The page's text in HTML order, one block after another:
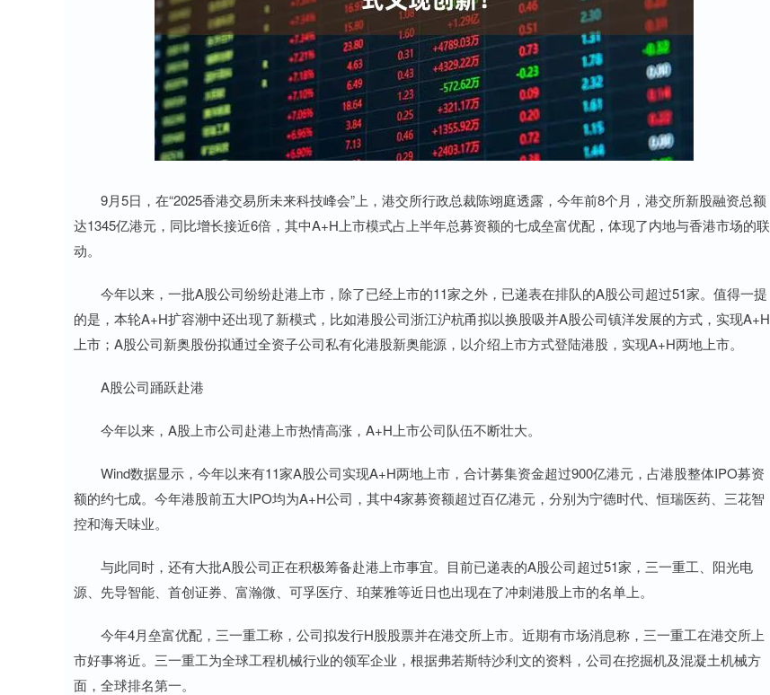
9月5日，在“2025香港交易所未来科技峰会”上，港交所行政总裁陈翊庭透露，今年前8个月，港交所新股融资总额
达1345亿港元，同比增长接近6倍，其中A+H上市模式占上半年总募资额的七成垒富优配，体现了内地与香港市场的联
动。
今年以来，一批A股公司纷纷赴港上市，除了已经上市的11家之外，已递表在排队的A股公司超过51家。值得一提
的是，本轮A+H扩容潮中还出现了新模式，比如港股公司浙江沪杭甬拟以换股吸并A股公司镇洋发展的方式，实现A+H
上市；A股公司新奥股份拟通过全资子公司私有化港股新奥能源，以介绍上市方式登陆港股，实现A+H两地上市。
A股公司踊跃赴港
今年以来，A股上市公司赴港上市热情高涨，A+H上市公司队伍不断壮大。
Wind数据显示，今年以来有11家A股公司实现A+H两地上市，合计募集资金超过900亿港元，占港股整体IPO募资
额的约七成。今年港股前五大IPO均为A+H公司，其中4家募资额超过百亿港元，分别为宁德时代、恒瑞医药、三花智
控和海天味业。
与此同时，还有大批A股公司正在积极筹备赴港上市事宜。目前已递表的A股公司超过51家，三一重工、阳光电
源、先导智能、首创证券、富瀚微、可孚医疗、珀莱雅等近日也出现在了冲刺港股上市的名单上。
今年4月垒富优配，三一重工称，公司拟发行H股股票并在港交所上市。近期有市场消息称，三一重工在港交所上
市好事将近。三一重工为全球工程机械行业的领军企业，根据弗若斯特沙利文的资料，公司在挖掘机及混凝土机械方
面，全球排名第一。
上证指数 3900.35 21.92 0.57% 深证成指 14110.12 -34.08